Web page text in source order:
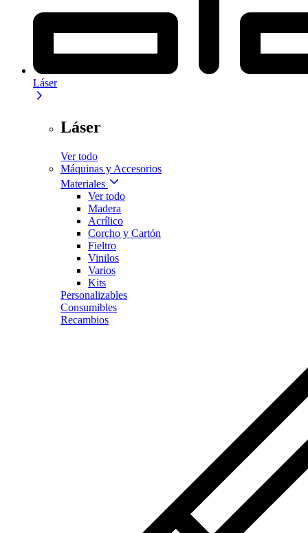
Láser
Láser
Ver todo
Máquinas y Accesorios
Materiales
Ver todo
Madera
Acrílico
Corcho y Cartón
Fieltro
Vinilos
Varios
Kits
Personalizables
Consumibles
Recambios